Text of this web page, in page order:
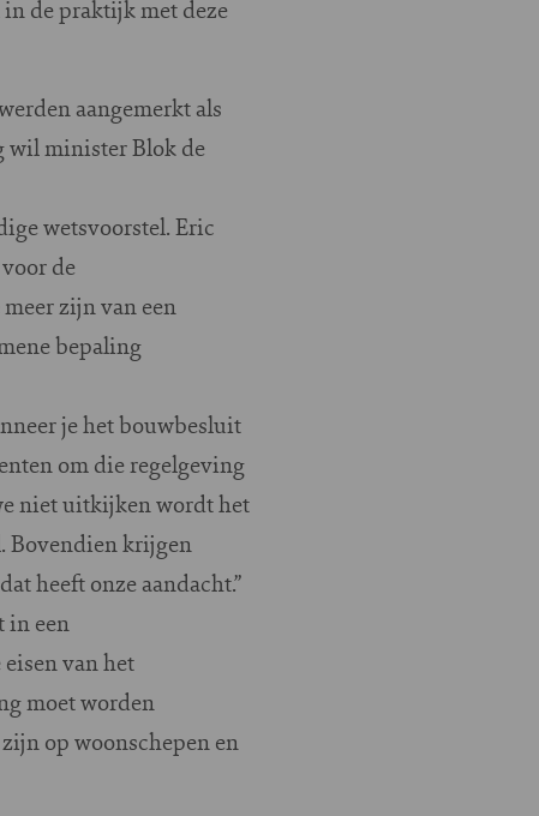
de praktijk met deze
aangemerkt als
wil minister Blok de
wetsvoorstel. Eric
de
zijn van een
bepaling
je het bouwbesluit
om die regelgeving
niet uitkijken wordt het
Bovendien krijgen
heeft onze aandacht.”
in een
van het
moet worden
op woonschepen en